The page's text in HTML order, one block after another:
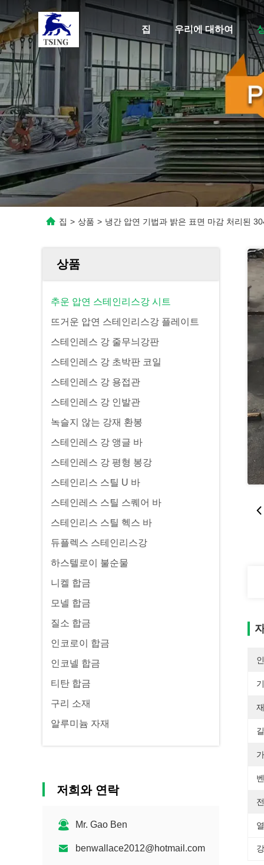
집 우리에 대하여
집 > 상품 > 냉간 압연 기법과 밝은 표면 마감 처리된
상품
추운 압연 스테인리스강 시트
뜨거운 압연 스테인리스강 플레이트
스테인레스 강 줄무늬강판
스테인레스 강 초박판 코일
스테인레스 강 용접관
스테인레스 강 인발관
녹슬지 않는 강재 환봉
스테인레스 강 앵글 바
스테인레스 강 평형 봉강
스테인리스 스틸 U 바
스테인레스 스틸 스퀘어 바
스테인리스 스틸 헥스 바
듀플렉스 스테인리스강
하스텔로이 불순물
니켈 합금
모넬 합금
질소 합금
인코로이 합금
인코넬 합금
티탄 합금
구리 소재
알루미늄 자재
저희와 연락
Mr. Gao Ben
benwallace2012@hotmail.com